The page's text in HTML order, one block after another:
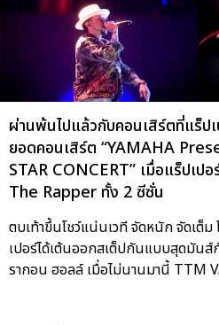
ผ่านพ้นไปแล้วกับคอนเสิร์ตที่แร็ป
ยอดคอนเสิร์ต “YAMAHA
STAR CONCERT” เมื่อแร็ปเป
The Rapper ทั้ง 2 ซีซั่น
ตบเท้าขึ้นโชว์แน่นเวที จัดหนัก จัดเต็ม
เปอร์ได้เต้นออกสเต็ปกันแบบสุดมัน
รากอน ฮอลล์ เมื่อไม่นานมานี้ TTM